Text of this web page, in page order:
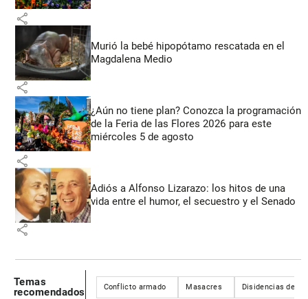
share
Murió la bebé hipopótamo rescatada en el
Magdalena Medio
share
¿Aún no tiene plan? Conozca la programación
de la Feria de las Flores 2026 para este
miércoles 5 de agosto
share
Adiós a Alfonso Lizarazo: los hitos de una
vida entre el humor, el secuestro y el Senado
share
Temas
recomendados
Conflicto armado Masacres Disidencias de